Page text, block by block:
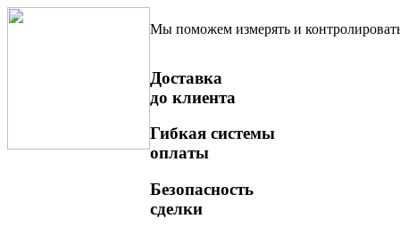
Мы поможем измерять и
Доставка
до клиента
Гибкая системы
оплаты
Безопасность
сделки